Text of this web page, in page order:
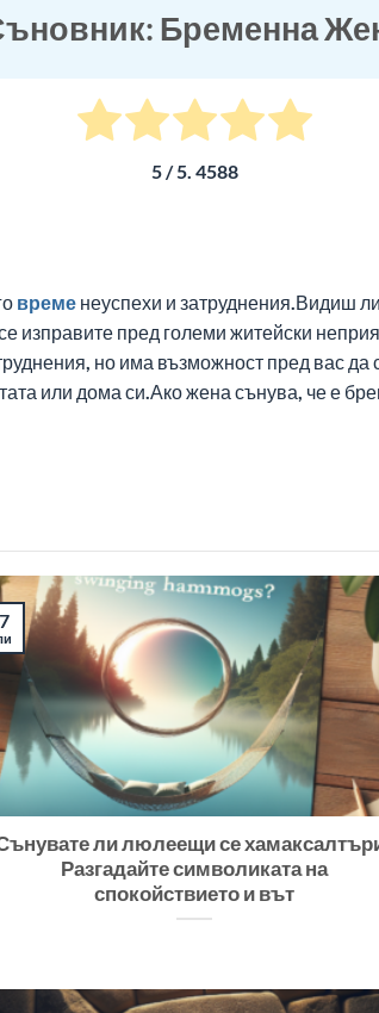
Бременна
5/ 5. 4588
време неуспехи и затруднения.Видиш
изправите пред големи житейски
но има възможност пред вас да
или дома си.Ако жена сънува, че е
ли люлеещи се
Разгадайте символиката на
спокойствието и вът